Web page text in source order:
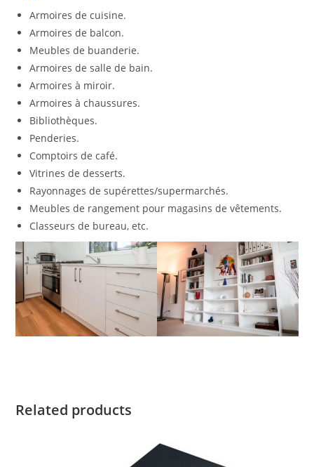
Armoires de cuisine.
Armoires de balcon.
Meubles de buanderie.
Armoires de salle de bain.
Armoires à miroir.
Armoires à chaussures.
Bibliothèques.
Penderies.
Comptoirs de café.
Vitrines de desserts.
Rayonnages de supérettes/supermarchés.
Meubles de rangement pour magasins de vêtements.
Classeurs de bureau, etc.
Related products